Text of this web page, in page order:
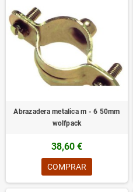
Abrazadera metalica m - 6 50mm
wolfpack
38,60 €
COMPRAR